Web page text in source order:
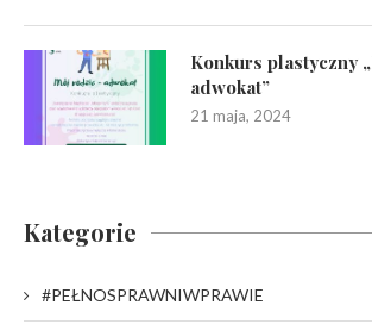
Konkurs plastyczny
adwokat”
21 maja, 2024
Kategorie
#PEŁNOSPRAWNIWPRAWIE